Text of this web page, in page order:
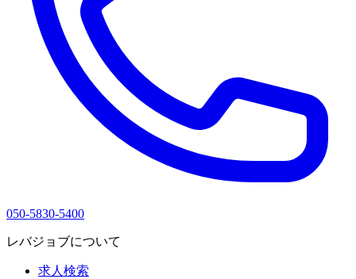
050-5830-5400
レバジョブについて
求人検索